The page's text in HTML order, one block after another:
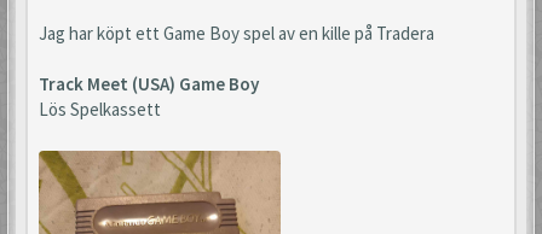
Jag har köpt ett Game Boy spel av en kille på Tradera
Track Meet (USA) Game Boy
Lös Spelkassett